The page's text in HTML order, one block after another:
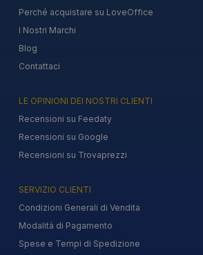
Perché acquistare su LoveOffice
I Nostri Marchi
Blog
Contattaci
LE OPINIONI DEI NOSTRI CLIENTI
Recensioni su Feedaty
Recensioni su Google
Recensioni su Trovaprezzi
SERVIZIO CLIENTI
Condizioni Generali di Vendita
Modalità di Pagamento
Spese e Tempi di Spedizione